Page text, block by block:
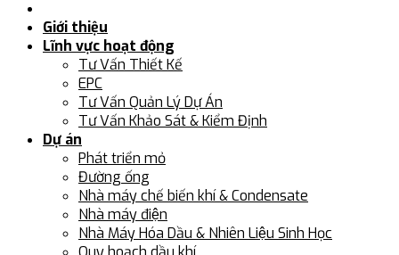
Giới thiệu
Lĩnh vực hoạt động
Tư Vấn Thiết Kế
EPC
Tư Vấn Quản Lý Dự Án
Tư Vấn Khảo Sát & Kiểm Định
Dự án
Phát triển mỏ
Đường ống
Nhà máy chế biến khí & Condensate
Nhà máy điện
Nhà Máy Hóa Dầu & Nhiên Liệu Sinh Học